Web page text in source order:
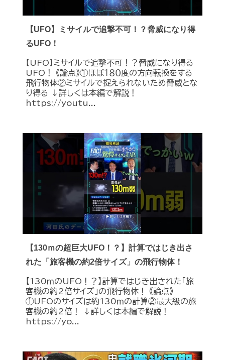
【UFO】ミサイルで追撃不可！？脅威になり得
るUFO！
【UFO】ミサイルで追撃不可！？脅威になり得る
UFO！ 《論点》①ほぼ１８０度の方向転換をする
飛行物体②ミサイルで捉えられないため脅威とな
り得る ↓詳しくは本編で解説！
https://youtu...
【130ｍの超巨大UFO！？】計算ではじき出さ
れた「旅客機の約2倍サイズ」の飛行物体！
【130ｍのUFO！？】計算ではじき出された「旅
客機の約2倍サイズ」の飛行物体！ 《論点》
①UFOのサイズは約130ｍの計算②最大級の旅
客機の約2倍！ ↓詳しくは本編で解説！
https://yo...